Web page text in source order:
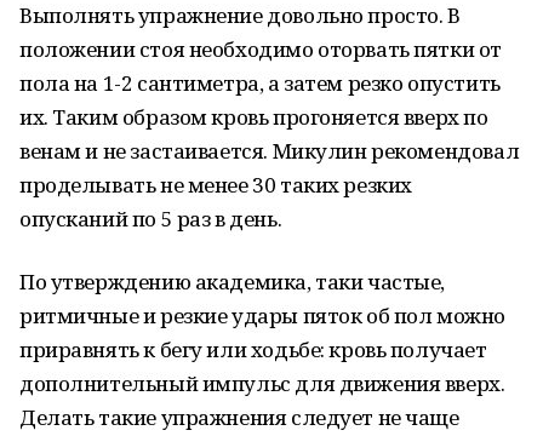
Выполнять упражнение довольно просто. В
положении стоя необходимо оторвать пятки от
пола на 1-2 сантиметра, а затем резко опустить
их. Таким образом кровь прогоняется вверх по
венам и не застаивается. Микулин рекомендовал
проделывать не менее 30 таких резких
опусканий по 5 раз в день.
По утверждению академика, таки частые,
ритмичные и резкие удары пяток об пол можно
приравнять к бегу или ходьбе: кровь получает
дополнительный импульс для движения вверх.
Делать такие упражнения следует не чаще